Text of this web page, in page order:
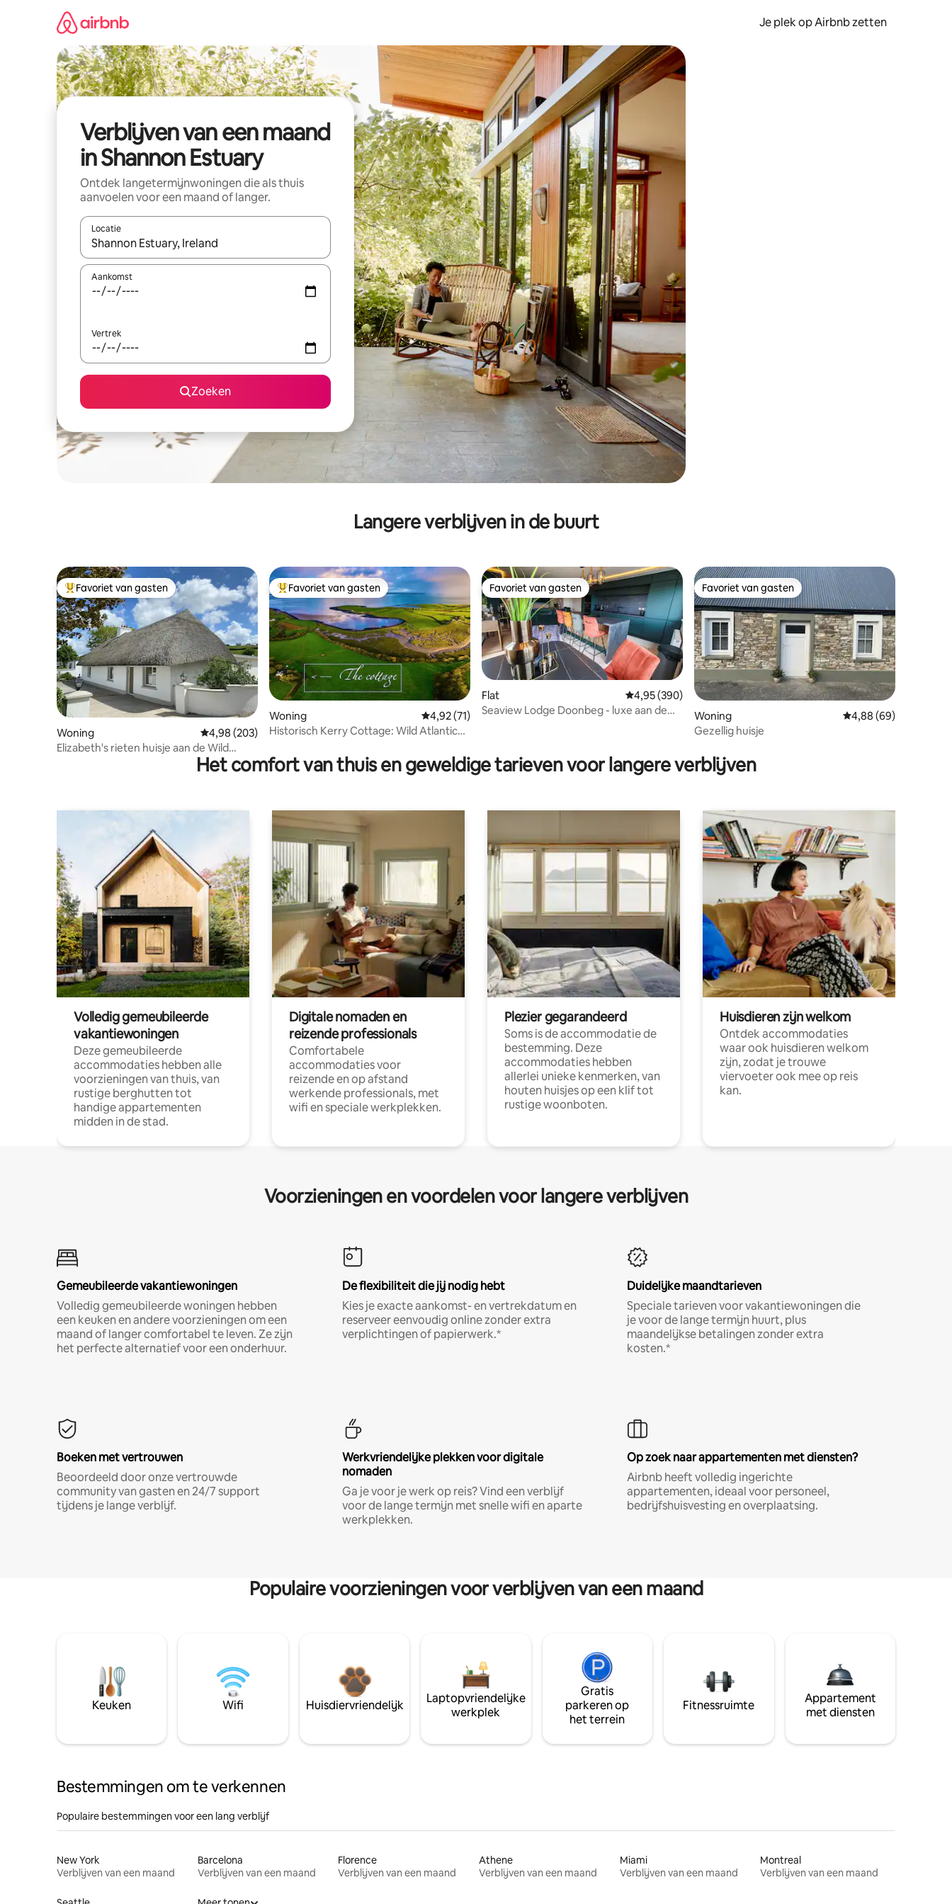
Je plek op Airbnb zetten
Verblijven van een maand
in Shannon Estuary
Ontdek langetermijnwoningen die als thuis
aanvoelen voor een maand of langer.
Locatie
Wanneer er resultaten beschikbaar zijn, maak je een keuze met je de pijltjestoetsen omhoog en omlaag, óf door te tikken of swipen.
Aankomst
Vertrek
Zoeken
Langere verblijven in de buurt
Topfavoriet van gasten
Favoriet van gasten
Woning Gemiddelde beoordeling van 4,98 op 5, 203 recensies
4,98 (203)
Elizabeth's rieten huisje aan de Wild
Topfavoriet van gasten
Favoriet van gasten
Woning Gemiddelde beoordeling van 4,92 op 5, 71 recensies
4,92 (71)
Historisch Kerry Cottage: Wild Atlantic
Favoriet van gasten
Favoriet van gasten
Flat Gemiddelde beoordeling van 4,95 op 5, 390 recensies
4,95 (390)
Seaview Lodge Doonbeg - luxe aan de
Favoriet van gasten
Favoriet van gasten
Woning Gemiddelde
4,88 (69)
Gezellig huisje
Het comfort van thuis en geweldige tarieven voor langere verblijven
Volledig gemeubileerde
vakantiewoningen
Deze gemeubileerde
accommodaties hebben alle
voorzieningen van thuis, van
rustige berghutten tot
handige appartementen
midden in de stad.
Digitale nomaden en
reizende professionals
Comfortabele
accommodaties voor
reizende en op afstand
werkende professionals, met
wifi en speciale werkplekken.
Plezier gegarandeerd
Soms is de accommodatie de
bestemming. Deze
accommodaties hebben
allerlei unieke kenmerken, van
houten huisjes op een klif tot
rustige woonboten.
Huisdieren zijn welkom
Ontdek accommodaties
waar ook huisdieren welkom
zijn, zodat je trouwe
viervoeter ook mee op reis
kan.
Voorzieningen en voordelen voor langere verblijven
Gemeubileerde vakantiewoningen
Volledig gemeubileerde woningen hebben
een keuken en andere voorzieningen om een
maand of langer comfortabel te leven. Ze zijn
het perfecte alternatief voor een onderhuur.
De flexibiliteit die jij nodig hebt
Kies je exacte aankomst- en vertrekdatum en
reserveer eenvoudig online zonder extra
verplichtingen of papierwerk.*
Duidelijke maandtarieven
Speciale tarieven voor vakantiewoningen die
je voor de lange termijn huurt, plus
maandelijkse betalingen zonder extra
kosten.*
Boeken met vertrouwen
Beoordeeld door onze vertrouwde
community van gasten en 24/7 support
tijdens je lange verblijf.
Werkvriendelijke plekken voor digitale
nomaden
Ga je voor je werk op reis? Vind een verblijf
voor de lange termijn met snelle wifi en aparte
werkplekken.
Op zoek naar appartementen met diensten?
Airbnb heeft volledig ingerichte
appartementen, ideaal voor personeel,
bedrijfshuisvesting en overplaatsing.
Populaire voorzieningen voor verblijven van een maand
Keuken Wifi Huisdiervriendelijk
Laptopvriendelijke
werkplek
Gratis
parkeren op
het terrein
Fitnessruimte
Appartement
met diensten
Bestemmingen om te verkennen
Populaire bestemmingen voor een lang verblijf
New York
Verblijven van een maand
Barcelona
Verblijven van een maand
Florence
Verblijven van een maand
Athene
Verblijven van een maand
Miami
Verblijven van een maand
Montreal
Verblijven van een maand